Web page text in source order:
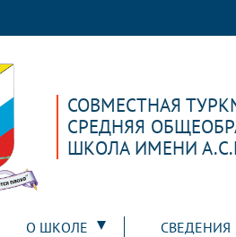
СОВМЕСТНАЯ
СРЕДНЯЯ
ШКОЛА ИМЕНИ
О ШКОЛЕ СВЕДЕНИЯ